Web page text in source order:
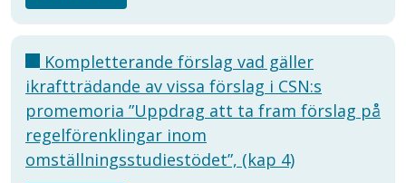
Kompletterande förslag vad gäller
ikraftträdande av vissa förslag i CSN:s
promemoria ”Uppdrag att ta fram förslag på
regelförenklingar inom
omställningsstudiestödet”, (kap 4)